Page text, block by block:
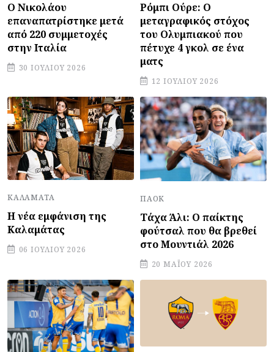
Ο Νικολάου
επαναπατρίστηκε μετά
από 220 συμμετοχές
στην Ιταλία
30 ΙΟΥΛΊΟΥ 2026
Ρόμπι Ούρε: Ο
μεταγραφικός στόχος
του Ολυμπιακού που
πέτυχε 4 γκολ σε ένα
ματς
12 ΙΟΥΛΊΟΥ 2026
ΚΑΛΑΜΆΤΑ
Η νέα εμφάνιση της
Καλαμάτας
06 ΙΟΥΛΊΟΥ 2026
ΠΑΟΚ
Τάχα Άλι: Ο παίκτης
φούτσαλ που θα βρεθεί
στο Μουντιάλ 2026
20 ΜΑΪ́ΟΥ 2026